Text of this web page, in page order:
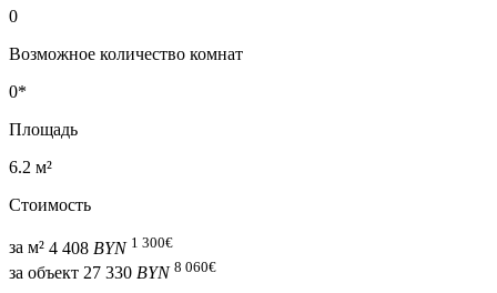
0
Возможное количество комнат
0*
Площадь
6.2 м²
Стоимость
за м² 4 408 BYN 1 300€
за объект 27 330 BYN 8 060€